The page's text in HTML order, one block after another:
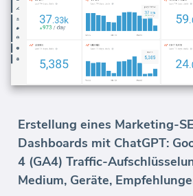
Erstellung eines Marketing-
Dashboards mit ChatGPT:
4 (GA4) Traffic-
Medium, Geräte,